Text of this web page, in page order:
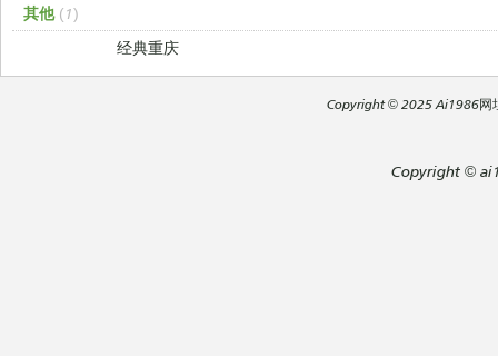
其他 (1)
经典重庆
Copyright© 2025Ai1986网
Copyright ©